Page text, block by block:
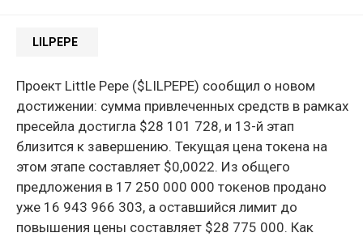
LILPEPE
Проект Little Pepe ($LILPEPE) сообщил о новом
достижении: сумма привлеченных средств в рамках
пресейла достигла $28 101 728, и 13-й этап
близится к завершению. Текущая цена токена на
этом этапе составляет $0,0022. Из общего
предложения в 17 250 000 000 токенов продано
уже 16 943 966 303, а оставшийся лимит до
повышения цены составляет $28 775 000. Как